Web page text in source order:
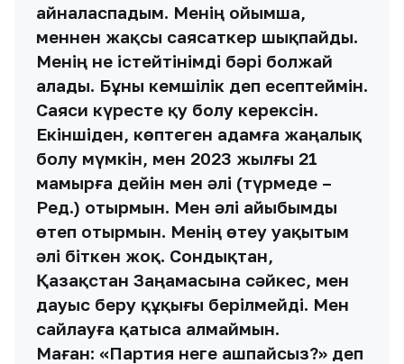
айналаспадым. Менің ойымша,
меннен жақсы саясаткер шықпайды.
Менің не істейтінімді бәрі болжай
алады. Бұны кемшілік деп есептеймін.
Саяси күресте қу болу керексін.
Екіншіден, көптеген адамға жаңалық
болу мүмкін, мен 2023 жылғы 21
мамырға дейін мен әлі (түрмеде –
Ред.) отырмын. Мен әлі айыбымды
өтеп отырмын. Менің өтеу уақытым
әлі біткен жоқ. Сондықтан,
Қазақстан Заңамасына сәйкес, мен
дауыс беру құқығы берілмейді. Мен
сайлауға қатыса алмаймын.
Маған: «Партия неге ашпайсыз?» деп